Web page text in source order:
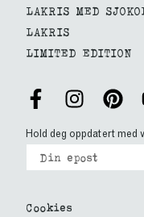
LAKRIS MED
LAKRIS
LIMITED EDITION
Hold deg oppdatert med
Cookies